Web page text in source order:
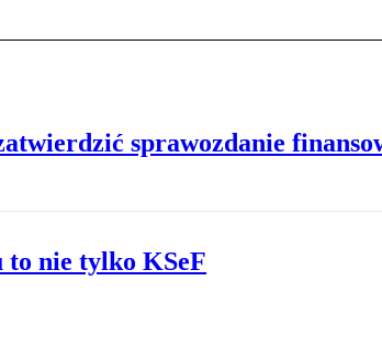
sprawozdanie
to nie tylko KSeF